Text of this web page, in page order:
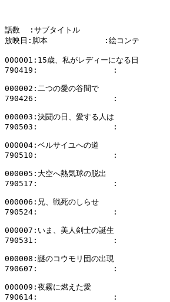
話数  :サブタイトル
放映日:脚本            :絵コンテ
000001:15歳、私がレディーになる日
790419:                :
000002:二つの愛の谷間で
790426:                :
000003:決闘の日、愛する人は
790503:                :
000004:ベルサイユへの道
790510:                :
000005:大空へ熱気球の脱出
790517:                :
000006:兄、戦死のしらせ
790524:                :
000007:いま、美人剣士の誕生
790531:                :
000008:謎のコウモリ団の出現
790607:                :
000009:夜霧に燃えた愛
790614:                :